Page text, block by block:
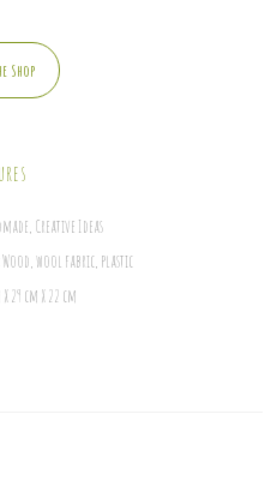
Shop
Creative Ideas
Wood, wool fabric, plastic
29 cm X 22 cm